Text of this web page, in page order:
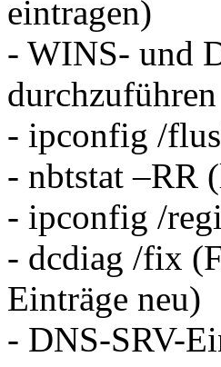
eintragen)
- WINS- und
durchzuführen
- ipconfig /
- nbtstat –RR
- ipconfig /
- dcdiag /fix
Einträge neu)
- DNS-SRV-